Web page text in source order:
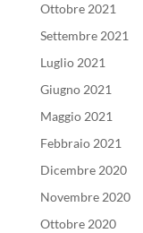
Ottobre 2021
Settembre 2021
Luglio 2021
Giugno 2021
Maggio 2021
Febbraio 2021
Dicembre 2020
Novembre 2020
Ottobre 2020